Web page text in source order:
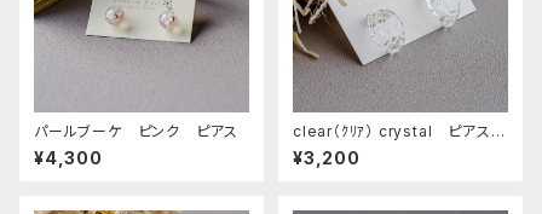
パールブーケ ピンク ピアス
¥4,300
clear（ｸﾘｱ） crystal ピアス
チタンポスト
¥3,200